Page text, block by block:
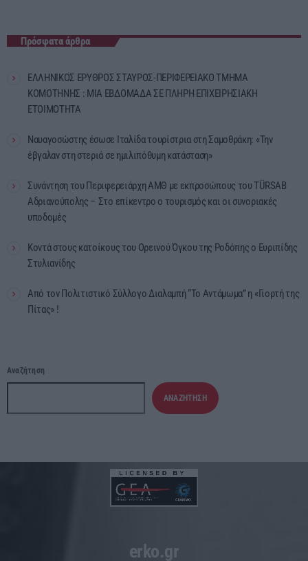
Πρόσφατα άρθρα
ΕΛΛΗΝΙΚΟΣ ΕΡΥΘΡΟΣ ΣΤΑΥΡΟΣ-ΠΕΡΙΦΕΡΕΙΑΚΟ ΤΜΗΜΑ
ΚΟΜΟΤΗΝΗΣ : ΜΙΑ ΕΒΔΟΜΑΔΑ ΣΕ ΠΛΗΡΗ ΕΠΙΧΕΙΡΗΣΙΑΚΗ
ΕΤΟΙΜΟΤΗΤΑ
Ναυαγοσώστης έσωσε Ιταλίδα τουρίστρια στη Σαμοθράκη: «Την
έβγαλαν στη στεριά σε ημιλιπόθυμη κατάσταση»
Συνάντηση του Περιφερειάρχη ΑΜΘ με εκπροσώπους του TÜRSAB
Αδριανούπολης – Στο επίκεντρο ο τουρισμός και οι συνοριακές
υποδομές
Κοντά στους κατοίκους του Ορεινού Όγκου της Ροδόπης ο Ευριπίδης
Στυλιανίδης
Από τον Πολιτιστικό Σύλλογο Διαλαμπή “Το Αντάμωμα” η «Γιορτή της
Πίτας» !
Αναζήτηση
ΑΝΑΖΉΤΗΣΗ
erko.gr